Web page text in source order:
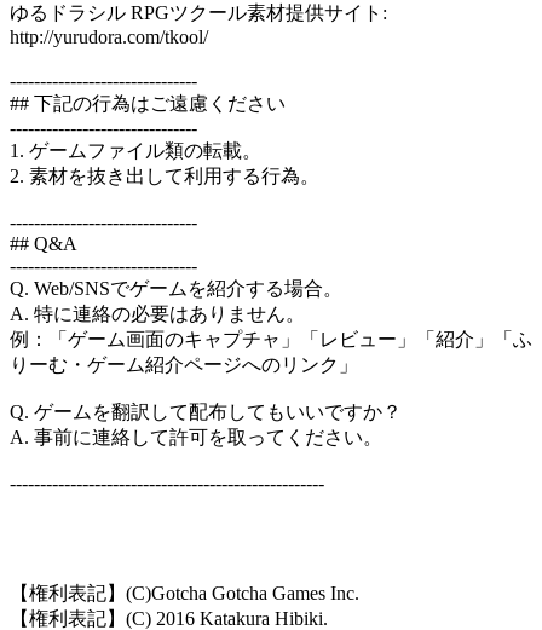
ゆるドラシル RPGツクール素材提供サイト:
http://yurudora.com/tkool/
-------------------------------
## 下記の行為はご遠慮ください
-------------------------------
1. ゲームファイル類の転載。
2. 素材を抜き出して利用する行為。
-------------------------------
## Q&A
-------------------------------
Q. Web/SNSでゲームを紹介する場合。
A. 特に連絡の必要はありません。
例：「ゲーム画面のキャプチャ」「レビュー」「紹介」「ふ
りーむ・ゲーム紹介ページへのリンク」
Q. ゲームを翻訳して配布してもいいですか？
A. 事前に連絡して許可を取ってください。
----------------------------------------------------
【権利表記】(C)Gotcha Gotcha Games Inc.
【権利表記】(C) 2016 Katakura Hibiki.